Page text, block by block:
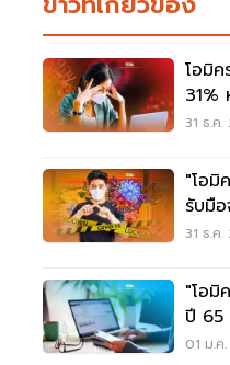
โอมิค
31%
เสี่ยง
31 ธ.ค
"โอมิ
รับมื
อย่าง
31 ธ.ค
"โอมิ
ปี 65
01 ม.ค